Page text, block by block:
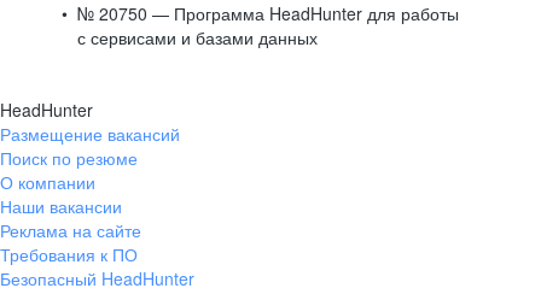
№ 20750 — Программа HeadHunter для работы
с сервисами и базами данных
HeadHunter
Размещение вакансий
Поиск по резюме
О компании
Наши вакансии
Реклама на сайте
Требования к ПО
Безопасный HeadHunter